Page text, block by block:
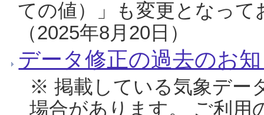
ての値）」も変更となっ
（2025年8月20日）
データ修正の過去のお
※ 掲載している気象デー
場合があります。 ご利用